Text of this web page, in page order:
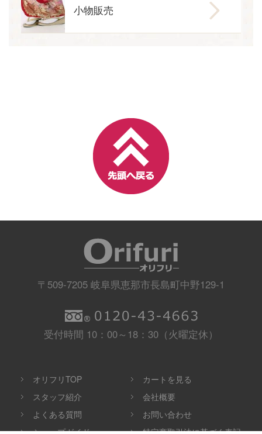
小物販売
〒509-7205 岐阜県恵那市長島町中野129-1
受付時間 10：00～18：30（火曜定休）
オリフリTOP
カートを見る
スタッフ紹介
会社概要
よくある質問
お問い合わせ